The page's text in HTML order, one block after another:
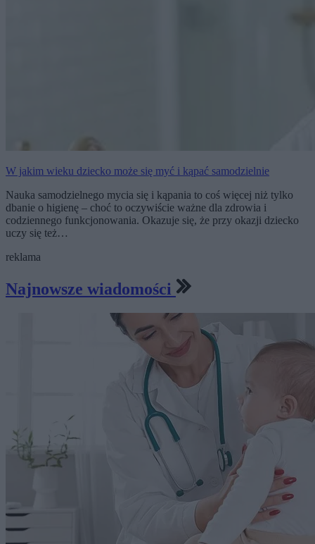
W jakim wieku dziecko może się myć i kąpać samodzielnie
Nauka samodzielnego mycia się i kąpania to coś więcej niż tylko
dbanie o higienę – choć to oczywiście ważne dla zdrowia i
codziennego funkcjonowania. Okazuje się, że przy okazji dziecko
uczy się też…
reklama
Najnowsze wiadomości